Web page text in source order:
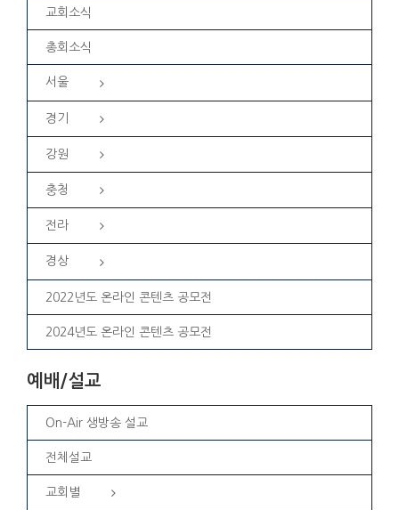
교회소식
총회소식
서울
경기
강원
충청
전라
경상
2022년도 온라인 콘텐츠 공모전
2024년도 온라인 콘텐츠 공모전
예배/설교
On-Air 생방송 설교
전체설교
교회별